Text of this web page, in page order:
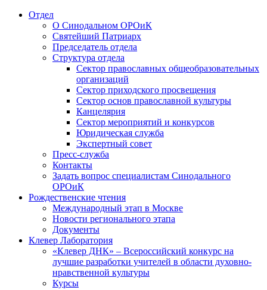
Отдел
О Синодальном ОРОиК
Святейший Патриарх
Председатель отдела
Структура отдела
Сектор православных общеобразовательных
организаций
Сектор приходского просвещения
Сектор основ православной культуры
Канцелярия
Сектор мероприятий и конкурсов
Юридическая служба
Экспертный совет
Пресс-служба
Контакты
Задать вопрос специалистам Синодального
ОРОиК
Рождественские чтения
Международный этап в Москве
Новости регионального этапа
Документы
Клевер Лаборатория
«Клевер ДНК» – Всероссийский конкурс на
лучшие разработки учителей в области духовно-
нравственной культуры
Курсы